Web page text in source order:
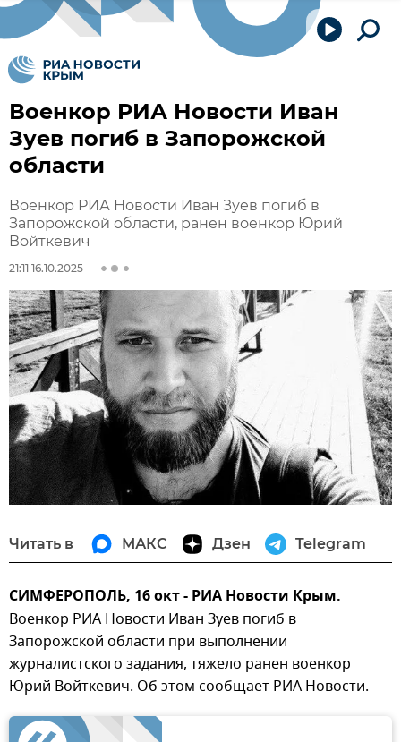
Военкор РИА Новости Иван
Зуев погиб в Запорожской
области
Военкор РИА Новости Иван Зуев погиб в
Запорожской области, ранен военкор Юрий
Войткевич
21:11 16.10.2025
Читать в МАКС Дзен Telegram
СИМФЕРОПОЛЬ, 16 окт - РИА Новости Крым.
Военкор РИА Новости Иван Зуев погиб в
Запорожской области при выполнении
журналистского задания, тяжело ранен военкор
Юрий Войткевич. Об этом сообщает РИА Новости.